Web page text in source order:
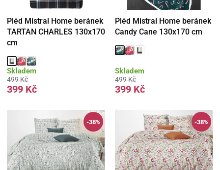
Pléd Mistral Home beránek
TARTAN CHARLES 130x170
cm
Skladem
499 Kč
399 Kč
Pléd Mistral Home beránek
Candy Cane 130x170 cm
Skladem
499 Kč
399 Kč
-38% -38%